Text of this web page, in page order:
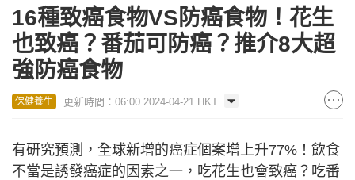
16種致癌食物VS防癌食物！花生
也致癌？番茄可防癌？推介8大超
強防癌食物
保健養生 更新時間：06:00 2024-04-21 HKT
有研究預測，全球新增的癌症個案增上升77%！飲食
不當是誘發癌症的因素之一，吃花生也會致癌？吃番